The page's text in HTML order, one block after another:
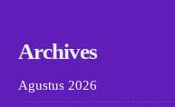
Archives
Agustus 2026